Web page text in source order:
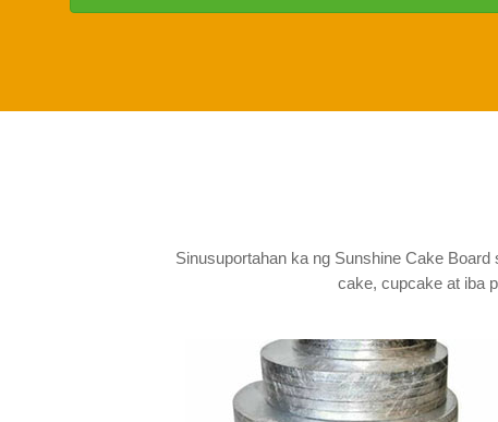
Sinusuportahan ka ng Sunshine Cake
cake, cupcake at iba